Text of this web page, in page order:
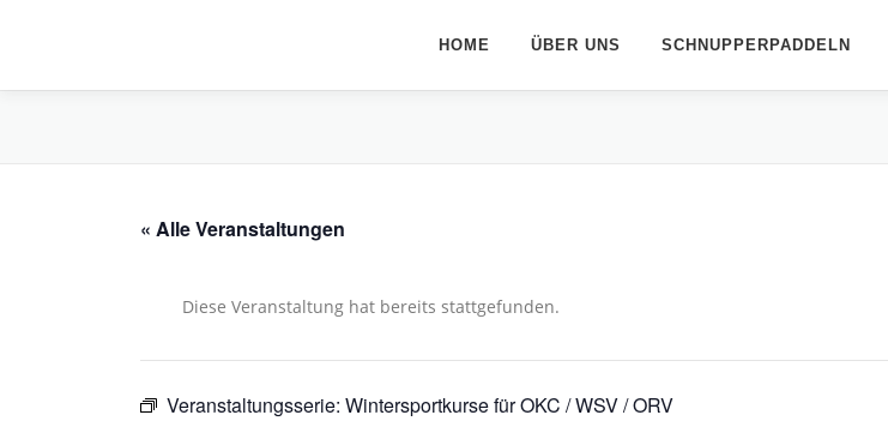
HOME ÜBER UNS SCHNUPPERPADDELN
« Alle Veranstaltungen
Diese Veranstaltung hat bereits stattgefunden.
Veranstaltungsserie: Wintersportkurse für OKC / WSV / ORV